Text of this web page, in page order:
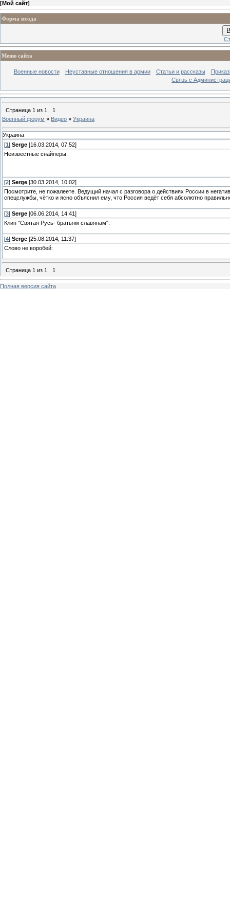
[Мой сайт]
Форма входа
Меню сайта
Военные новости Неуставные отношения в армии Статьи и рассказы
Связь с
Страница 1 из 1
1
Военный форум » Видео » Украина
Украина
[1 ] Serge [16.03.2014, 07:52]
Неизвестные снайперы.
[2] Serge [30.03.2014, 10:02]
Посмотрите, не пожалеете. Ведущий начал с разговора о действиях России в
спецслужбы, чётко и ясно объяснил ему, что Россия ведёт себя абсолютно
[3] Serge [06.06.2014, 14:41]
Клип "Святая Русь- братьям славянам".
[4] Serge [25.08.2014, 11:37]
Слово не воробей:
Страница 1 из 1 1
Полная версия сайта